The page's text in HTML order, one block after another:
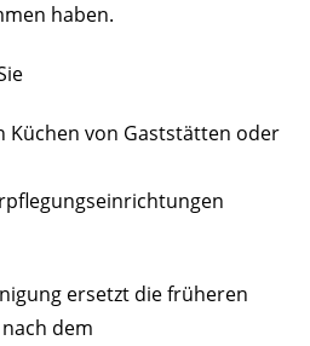
haben.
Küchen von Gaststätten oder
ersetzt die früheren
dem